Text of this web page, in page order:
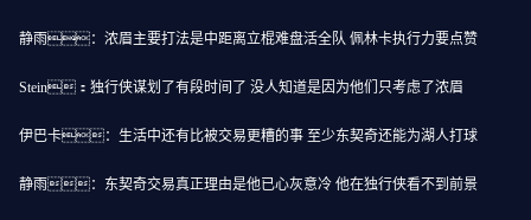
静雨：浓眉主要打法是中距离立棍难盘活全队 佩林卡执行力要点赞
Stein：独行侠谋划了有段时间了 没人知道是因为他们只考虑了浓眉
伊巴卡：生活中还有比被交易更糟的事 至少东契奇还能为湖人打球
静雨：东契奇交易真正理由是他已心灰意冷 他在独行侠看不到前景